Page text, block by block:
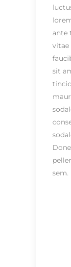
ante
vitae
sit
sem.